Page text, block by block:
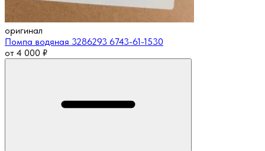
оригинал
Помпа водяная 3286293 6743-61-1530
от 4 000 ₽